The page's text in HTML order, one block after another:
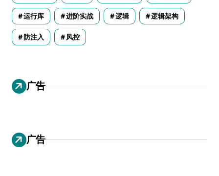
运行库 进阶实战 逻辑 逻辑架构
防注入 风控
广告
广告